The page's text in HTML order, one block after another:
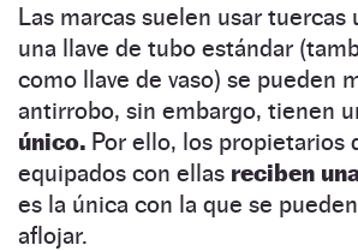
Las marcas suelen usar tuercas
una llave de tubo estándar
como llave de vaso) se pueden
antirrobo, sin embargo, tienen
único. Por ello, los propietarios
equipados con ellas reciben
es la única con la que se
aflojar.